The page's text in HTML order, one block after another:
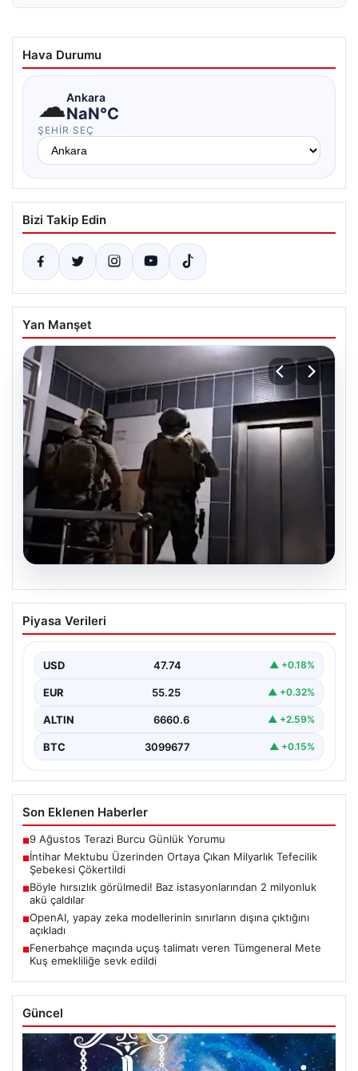
Hava Durumu
☁Ankara
NaN°C
ŞEHIR SEÇ
Bizi Takip Edin
Yan Manşet
İntihar Mektubu Üzerinden Ortaya
Çıkan Milyarlık Tefecilik Şebekesi
Elazığ'da, tefecilere olan borçlarını belirten bir intihar
büyük çaplı…
Piyasa Verileri
USD 47.74 ▲ +0.18%
EUR 55.25 ▲ +0.32%
ALTIN 6660.6 ▲ +2.59%
BTC 3099677 ▲ +0.15%
Son Eklenen Haberler
■9 Ağustos Terazi Burcu Günlük Yorumu
■İntihar Mektubu Üzerinden Ortaya Çıkan Milyarlık Tefecilik
Şebekesi Çökertildi
■Böyle hırsızlık görülmedi! Baz istasyonlarından 2 milyonluk
akü çaldılar
■OpenAI, yapay zeka modellerinin sınırların dışına çıktığını
açıkladı
■Fenerbahçe maçında uçuş talimatı veren Tümgeneral Mete
Kuş emekliliğe sevk edildi
Güncel